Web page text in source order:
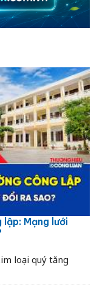
Mạng lưới
loại quý tăng